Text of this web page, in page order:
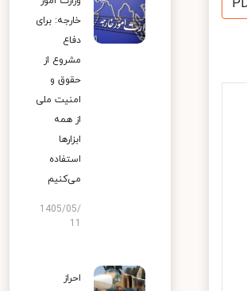
خارجه: برای
دفاع
مشروع از
حقوق و
امنیت ملی
از همه
ابزارها
استفاده
می‌کنیم
1405/05/
احراز